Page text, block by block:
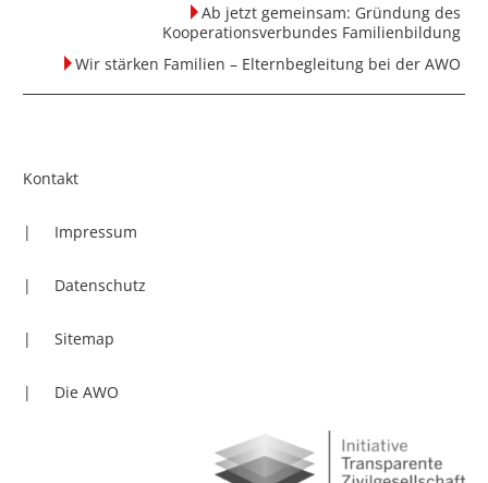
Ab jetzt gemeinsam: Gründung des
Kooperationsverbundes Familienbildung
Wir stärken Familien – Elternbegleitung bei der AWO
Kontakt
Impressum
Datenschutz
Sitemap
Die AWO